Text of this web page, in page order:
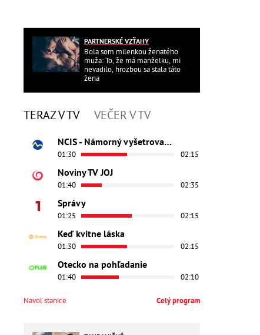
PARTNERSKÉ VZŤAHY
Bola som milenkou ženatého
muža: To, že má manželku, mi
nevadilo, hrozbou sa stala táto
žena
TERAZ V TV VEČER V TV
NCIS - Námorný vyšetrovací úrad
01:30 02:15
Noviny TV JOJ
01:40 02:35
Správy
01:25 02:15
Keď kvitne láska
01:30 02:15
Otecko na pohľadanie
01:40 02:10
Navoľ stanice Celý program